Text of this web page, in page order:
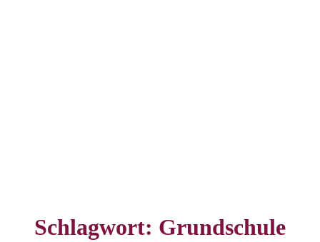
Schlagwort: Grundschule